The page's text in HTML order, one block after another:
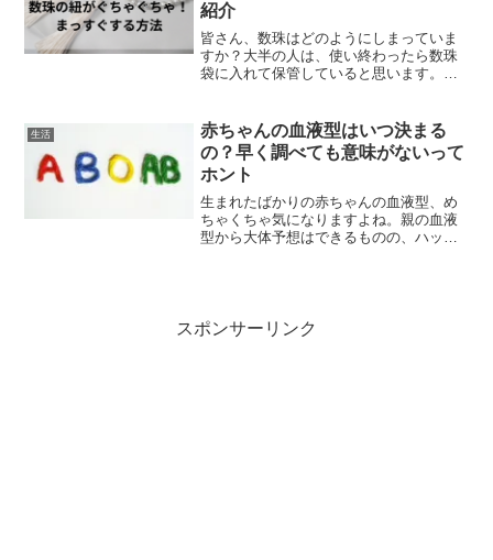
紹介
皆さん、数珠はどのようにしまっていま
すか？大半の人は、使い終わったら数珠
袋に入れて保管していると思います。た
ゃぐちゃになってること、ありますよね
^^;ぐちゃぐちゃのまま...
生活
赤ちゃんの血液型はいつ決まる
の？早く調べても意味がないって
ホント
生まれたばかりの赤ちゃんの血液型、め
ちゃくちゃ気になりますよね。親の血液
型から大体予想はできるものの、ハッキ
スポンサーリンク